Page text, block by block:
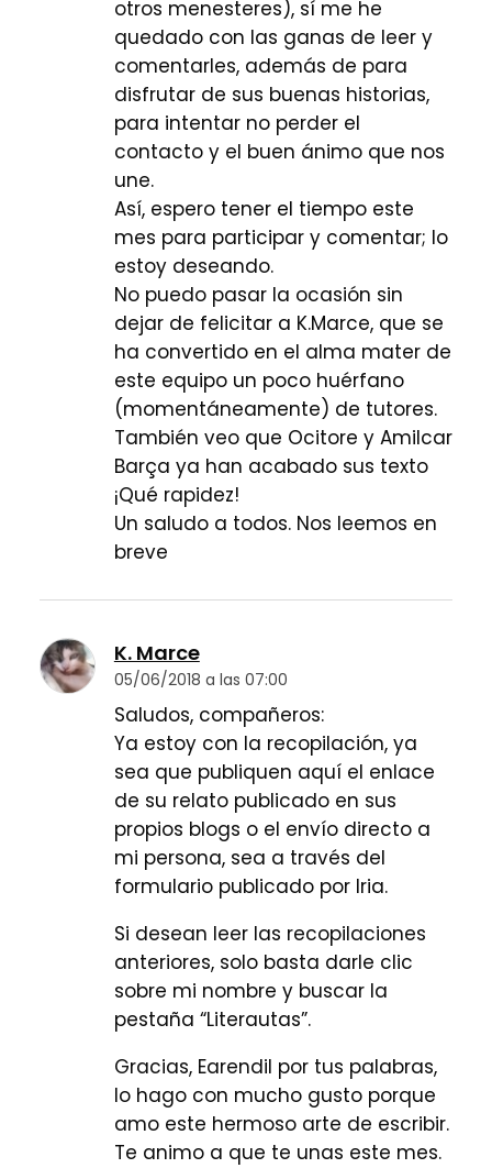
otros menesteres), sí me he
quedado con las ganas de leer y
comentarles, además de para
disfrutar de sus buenas historias,
para intentar no perder el
contacto y el buen ánimo que nos
une.
Así, espero tener el tiempo este
mes para participar y comentar; lo
estoy deseando.
No puedo pasar la ocasión sin
dejar de felicitar a K.Marce, que se
ha convertido en el alma mater de
este equipo un poco huérfano
(momentáneamente) de tutores.
También veo que Ocitore y Amilcar
Barça ya han acabado sus texto
¡Qué rapidez!
Un saludo a todos. Nos leemos en
breve
K. Marce
05/06/2018 a las 07:00
Saludos, compañeros:
Ya estoy con la recopilación, ya
sea que publiquen aquí el enlace
de su relato publicado en sus
propios blogs o el envío directo a
mi persona, sea a través del
formulario publicado por Iria.
Si desean leer las recopilaciones
anteriores, solo basta darle clic
sobre mi nombre y buscar la
pestaña “Literautas”.
Gracias, Earendil por tus palabras,
lo hago con mucho gusto porque
amo este hermoso arte de escribir.
Te animo a que te unas este mes.